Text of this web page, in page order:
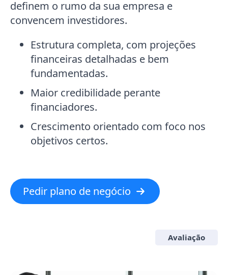
definem o rumo da sua empresa e
convencem investidores.
Estrutura completa, com projeções
financeiras detalhadas e bem
fundamentadas.
Maior credibilidade perante
financiadores.
Crescimento orientado com foco nos
objetivos certos.
Pedir plano de negócio
Avaliação